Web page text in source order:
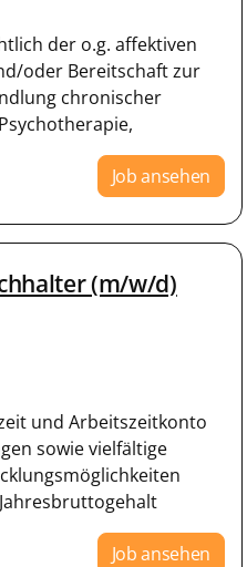
der o.g. affektiven
oder Bereitschaft zur
chronischer
Job ansehen
(m/w/d)
und Arbeitszeitkonto
sowie vielfältige
Job ansehen